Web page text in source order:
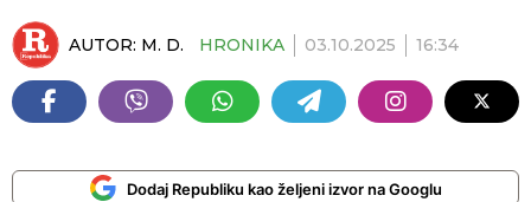
AUTOR: M. D. HRONIKA 03.10.2025 16:34
Dodaj Republiku kao željeni izvor na Googlu